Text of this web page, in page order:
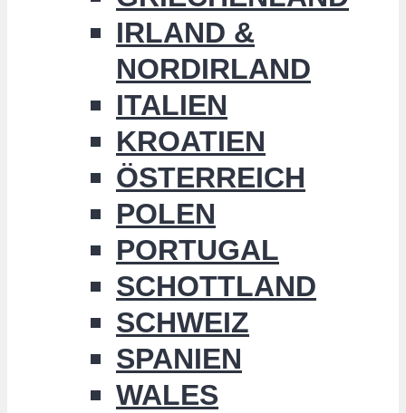
IRLAND &
NORDIRLAND
ITALIEN
KROATIEN
ÖSTERREICH
POLEN
PORTUGAL
SCHOTTLAND
SCHWEIZ
SPANIEN
WALES